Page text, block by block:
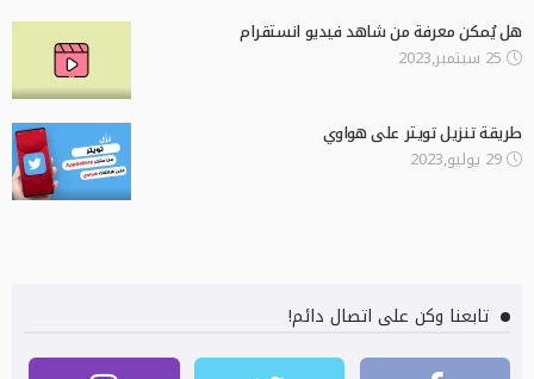
هل يُمكن معرفة من شاهد فيديو انستقرام
25 سبتمبر,2023
طريقة تنزيل تويتر على هواوي
29 يوليو,2023
تابعنا وكن على اتصال دائم!